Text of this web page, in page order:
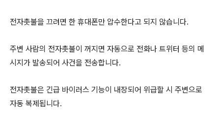
전자촛불을 끄려면 한 휴대폰만 압수한다고 되지 않습니다.
주변 사람의 전자촛불이 꺼지면 자동으로 전화나 트위터 등의 메
시지가 발송되어 사건을 전송합니다.
전자촛불은 긴급 바이러스 기능이 내장되어 위급할 시 주변으로
자동 복제됩니다.